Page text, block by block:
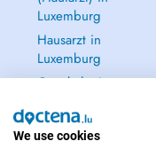
Luxemburg
Hausarzt in
Luxemburg
Gynäkologie
Frauenheilkunde)
in Luxemburg
We use cookies